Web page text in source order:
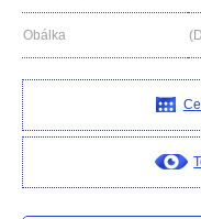
Obálka